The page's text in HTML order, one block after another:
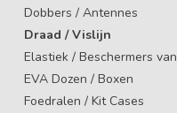
Dobbers / Antennes
Draad / Vislijn
Elastiek / Beschermers
EVA Dozen / Boxen
Foedralen / Kit Cases